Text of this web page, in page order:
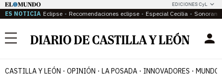
EDICIONES CyL
ES NOTICIA Eclipse Recomendaciones eclipse Especial Cecilia
Menú
CASTILLA Y LEÓN OPINIÓN LA POSADA INNOVADORES MUNDO